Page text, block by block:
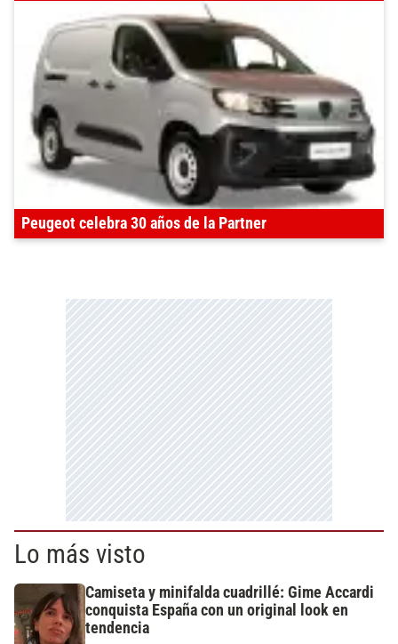
Peugeot celebra 30 años de la Partner
Lo más visto
Camiseta y minifalda cuadrillé: Gime Accardi
conquista España con un original look en
tendencia